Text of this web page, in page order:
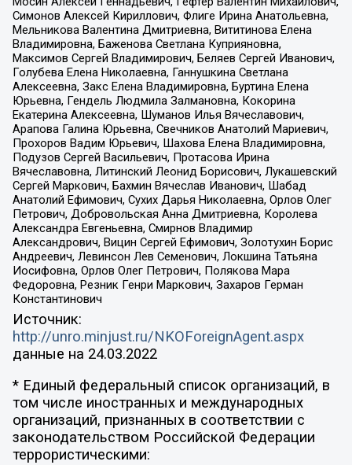
Симонов Алексей Кириллович, Флиге Ирина Анатольевна,
Мельникова Валентина Дмитриевна, Вититинова Елена
Владимировна, Баженова Светлана Куприяновна,
Максимов Сергей Владимирович, Беляев Сергей Иванович,
Голубева Елена Николаевна, Ганнушкина Светлана
Алексеевна, Закс Елена Владимировна, Буртина Елена
Юрьевна, Гендель Людмила Залмановна, Кокорина
Екатерина Алексеевна, Шуманов Илья Вячеславович,
Арапова Галина Юрьевна, Свечников Анатолий Мариевич,
Прохоров Вадим Юрьевич, Шахова Елена Владимировна,
Подузов Сергей Васильевич, Протасова Ирина
Вячеславовна, Литинский Леонид Борисович, Лукашевский
Сергей Маркович, Бахмин Вячеслав Иванович, Шабад
Анатолий Ефимович, Сухих Дарья Николаевна, Орлов Олег
Петрович, Добровольская Анна Дмитриевна, Королева
Александра Евгеньевна, Смирнов Владимир
Александрович, Вицин Сергей Ефимович, Золотухин Борис
Андреевич, Левинсон Лев Семенович, Локшина Татьяна
Иосифовна, Орлов Олег Петрович, Полякова Мара
Федоровна, Резник Генри Маркович, Захаров Герман
Константинович
Источник:
http://unro.minjust.ru/NKOForeignAgent.aspx
данные на 24.03.2022
* Единый федеральный список организаций, в
том числе иностранных и международных
организаций, признанных в соответствии с
законодательством Российской Федерации
террористическими: